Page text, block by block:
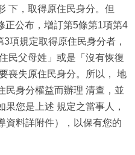
下，取得原住民身分。但
正公布，增訂第5條第1項第4
項規定取得原住民身分者，
民父母姓」或是「沒有恢復
喪失原住民身分。所以， 地
民身分權益而辦理 清查，並
您是上述 規定之當事人，
資料詳附件），以保有您的